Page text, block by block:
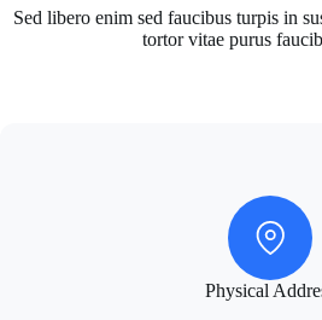
Sed libero enim sed faucibus turpis in
tortor vitae purus
Physical